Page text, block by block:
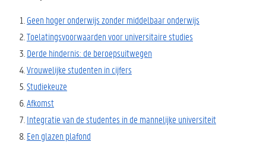
Geen hoger onderwijs zonder middelbaar onderwijs
Toelatingsvoorwaarden voor universitaire studies
Derde hindernis: de beroepsuitwegen
Vrouwelijke studenten in cijfers
Studiekeuze
Afkomst
Integratie van de studentes in de mannelijke universiteit
Een glazen plafond